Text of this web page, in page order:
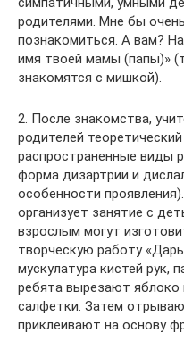
родителями. Мне бы
познакомиться. А вам?
имя твоей мамы (папы)»
знакомятся с мишкой).
2. После знакомства,
родителей
распространенные виды
форма дизартрии и
особенности
организует занятие с
взрослым могут
творческую работу
мускулатура кистей рук,
ребята вырезают яблоко
салфетки. Затем
приклеивают на основу